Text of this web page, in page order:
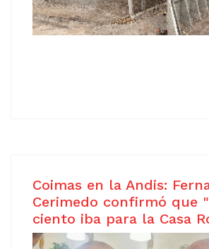
Coimas en la Andis:
Cerimedo confirmó que
ciento iba para la Casa